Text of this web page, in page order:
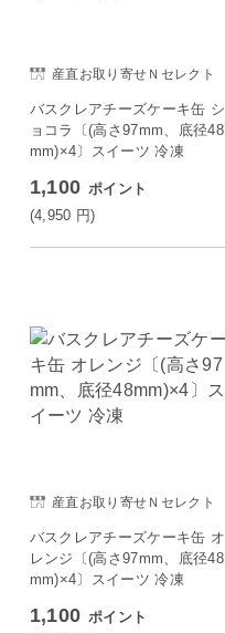
産直お取り寄せＮセレクト
バスクレアチーズケーキ缶 シ
ョコラ〔(高さ97mm、底径48
mm)×4〕スイーツ 冷凍
1,100 ポイント
(4,950 円)
産直お取り寄せＮセレクト
バスクレアチーズケーキ缶 オ
レンジ〔(高さ97mm、底径48
mm)×4〕スイーツ 冷凍
1,100 ポイント